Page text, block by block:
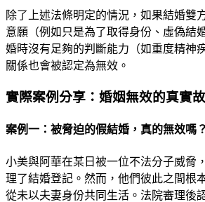
除了上述法條明定的情況，如果結婚雙
意願（例如只是為了取得身份、虛偽結
婚時沒有足夠的判斷能力（如重度精神
關係也會被認定為無效。
實際案例分享：婚姻無效的真實
案例一：被脅迫的假結婚，真的無效嗎？
小美與阿華在某日被一位不法分子威脅
理了結婚登記。然而，他們彼此之間根
從未以夫妻身份共同生活。法院審理後